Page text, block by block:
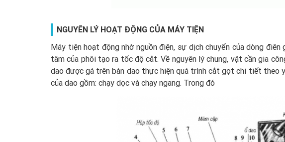
NGUYÊN LÝ HOẠT ĐỘNG CỦA MÁY TIỆN
Máy tiện hoạt động nhờ nguồn điện, sự dịch chuyển của dòng
tâm của phôi tạo ra tốc độ cắt. Về nguyên lý chung, vật cần gia
dao được gá trên bàn dao thực hiện quá trình cắt gọt chi tiết theo
của dao gồm: chạy dọc và chạy ngang. Trong đó